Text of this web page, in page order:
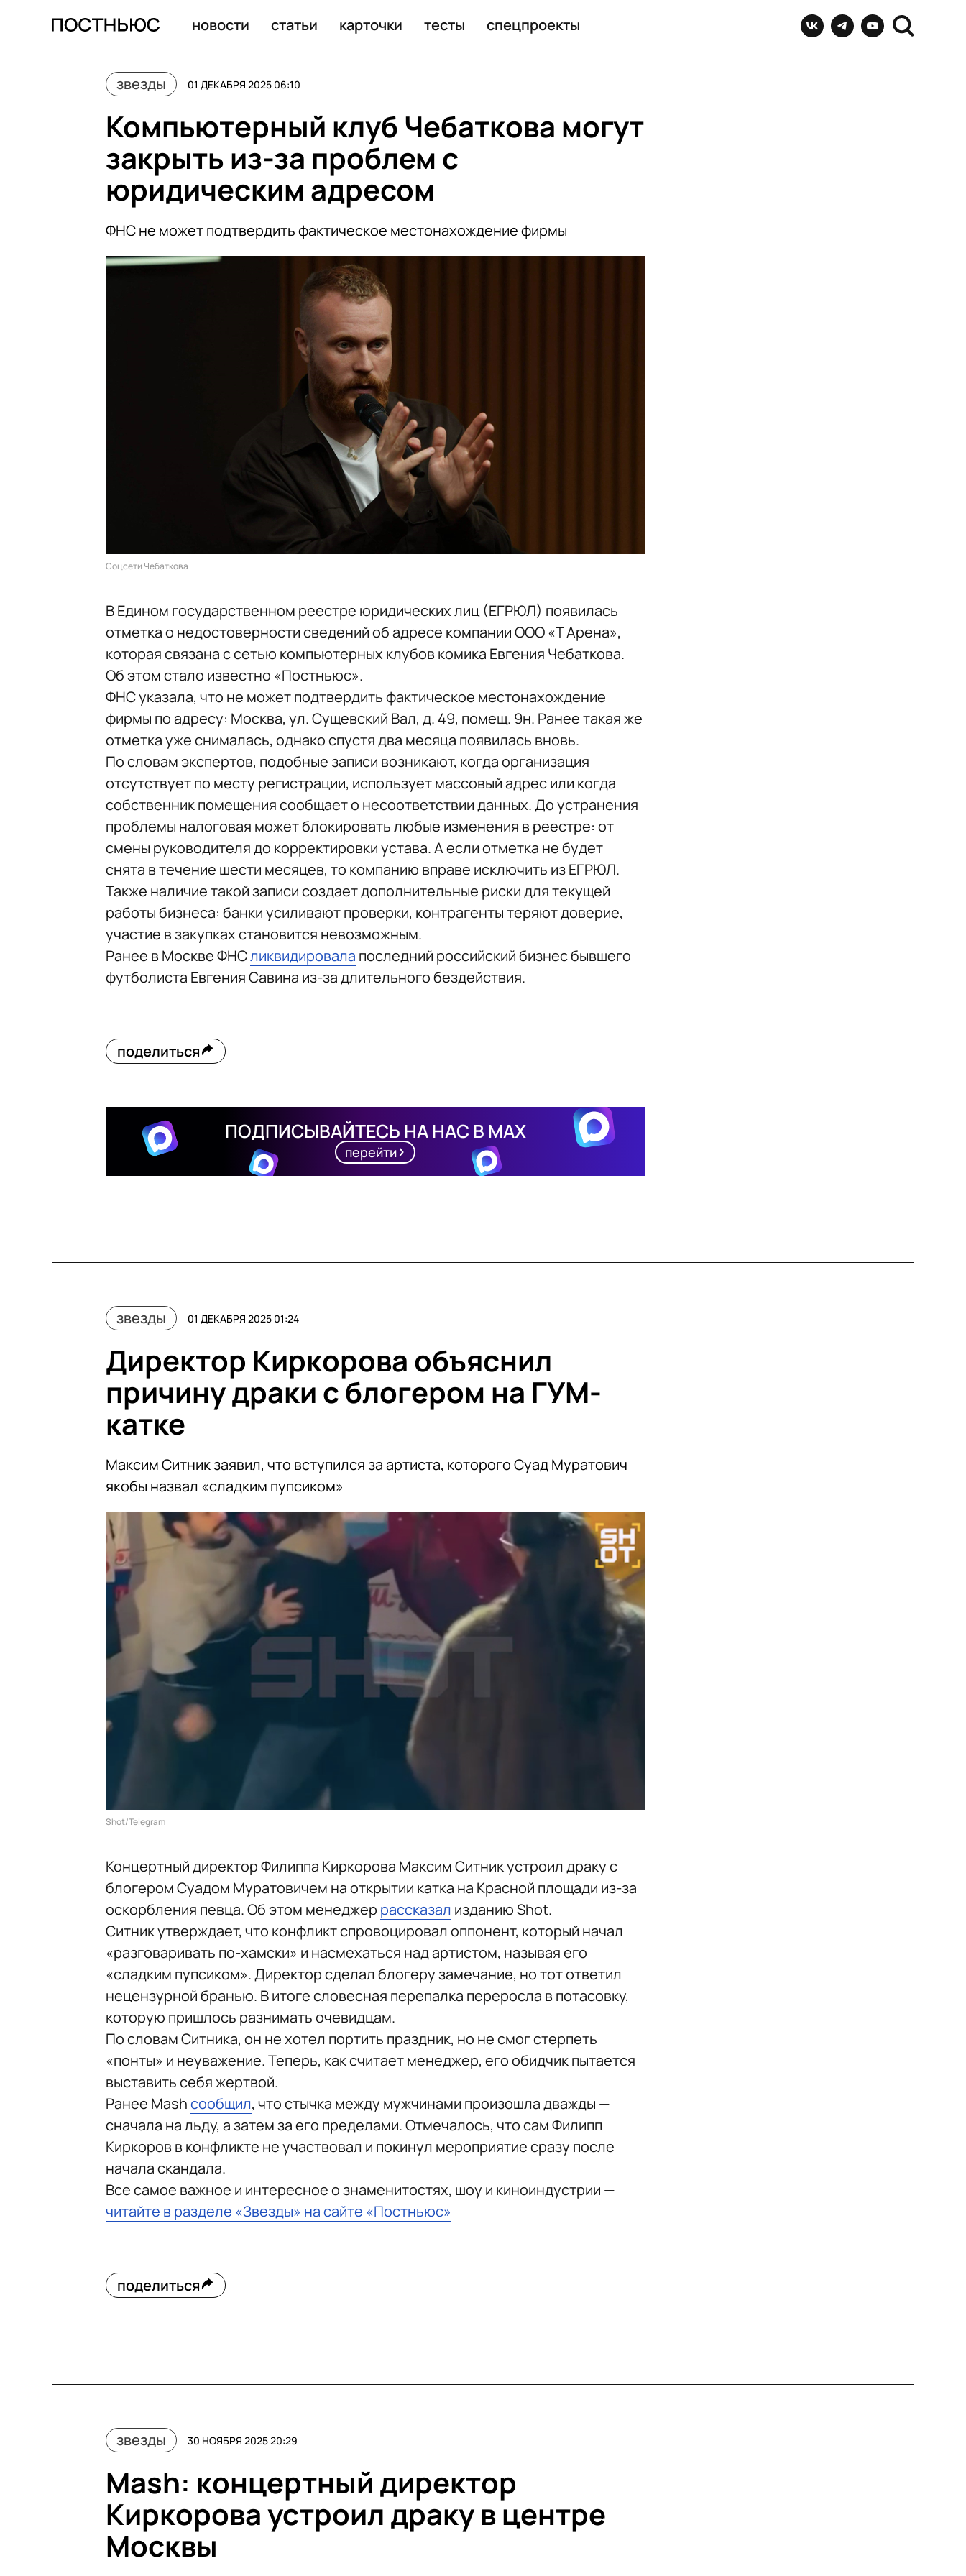
новости статьи карточки тесты спецпроекты
звезды 01 ДЕКАБРЯ 2025 06:10
Компьютерный клуб Чебаткова могут
закрыть из-за проблем с
юридическим адресом
ФНС не может подтвердить фактическое местонахождение фирмы
Соцсети Чебаткова
В Едином государственном реестре юридических лиц (ЕГРЮЛ) появилась
отметка о недостоверности сведений об адресе компании ООО «Т Арена»,
которая связана с сетью компьютерных клубов комика Евгения Чебаткова.
Об этом стало известно «Постньюс».
ФНС указала, что не может подтвердить фактическое местонахождение
фирмы по адресу: Москва, ул. Сущевский Вал, д. 49, помещ. 9н. Ранее такая же
отметка уже снималась, однако спустя два месяца появилась вновь.
По словам экспертов, подобные записи возникают, когда организация
отсутствует по месту регистрации, использует массовый адрес или когда
собственник помещения сообщает о несоответствии данных. До устранения
проблемы налоговая может блокировать любые изменения в реестре: от
смены руководителя до корректировки устава. А если отметка не будет
снята в течение шести месяцев, то компанию вправе исключить из ЕГРЮЛ.
Также наличие такой записи создает дополнительные риски для текущей
работы бизнеса: банки усиливают проверки, контрагенты теряют доверие,
участие в закупках становится невозможным.
Ранее в Москве ФНСликвидировала последний российский бизнес бывшего
футболиста Евгения Савина из-за длительного бездействия.
поделиться
ПОДПИСЫВАЙТЕСЬ НА НАС В MAX
перейти
звезды 01 ДЕКАБРЯ 2025 01:24
Директор Киркорова объяснил
причину драки с блогером на ГУМ-
катке
Максим Ситник заявил, что вступился за артиста, которого Суад Муратович
якобы назвал «сладким пупсиком»
Shot/Telegram
Концертный директор Филиппа Киркорова Максим Ситник устроил драку с
блогером Суадом Муратовичем на открытии катка на Красной площади из-за
оскорбления певца. Об этом менеджер рассказал изданию Shot.
Ситник утверждает, что конфликт спровоцировал оппонент, который начал
«разговаривать по-хамски» и насмехаться над артистом, называя его
«сладким пупсиком». Директор сделал блогеру замечание, но тот ответил
нецензурной бранью. В итоге словесная перепалка переросла в потасовку,
которую пришлось разнимать очевидцам.
По словам Ситника, он не хотел портить праздник, но не смог стерпеть
«понты» и неуважение. Теперь, как считает менеджер, его обидчик пытается
выставить себя жертвой.
Ранее Mashсообщил, что стычка между мужчинами произошла дважды —
сначала на льду, а затем за его пределами. Отмечалось, что сам Филипп
Киркоров в конфликте не участвовал и покинул мероприятие сразу после
начала скандала.
Все самое важное и интересное о знаменитостях, шоу и киноиндустрии —
читайте в разделе «Звезды» на сайте «Постньюс»
поделиться
звезды 30 НОЯБРЯ 2025 20:29
Mash: концертный директор
Киркорова устроил драку в центре
Москвы